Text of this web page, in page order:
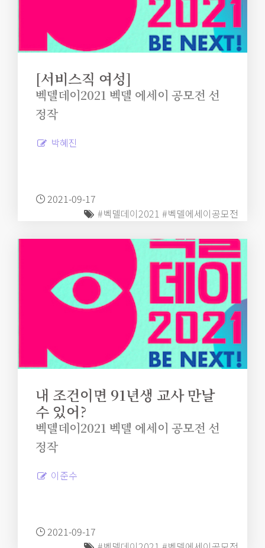
[서비스직 여성]
벡델데이2021 벡델 에세이 공모전 선
정작
박혜진
2021-09-17
#벡델데이2021 #벡델에세이공모전
내 조건이면 91년생 교사 만날
수 있어?
벡델데이2021 벡델 에세이 공모전 선
정작
이준수
2021-09-17